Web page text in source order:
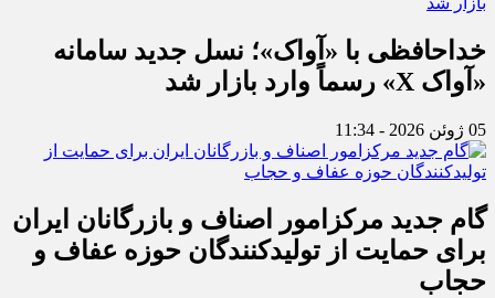
خداحافظی با «آواک»؛ نسل جدید سامانه
«آواک X» رسماً وارد بازار شد
05 ژوئن 2026 - 11:34
گام جدید مرکزامور اصناف و بازرگانان ایران
برای حمایت از تولیدکنندگان حوزه عفاف و
حجاب